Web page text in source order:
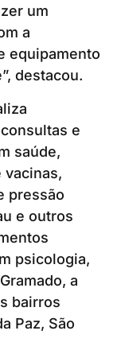
um
a
equipamento
destacou.
e
saúde,
vacinas,
pressão
e outros
psicologia,
a
bairros
Paz, São